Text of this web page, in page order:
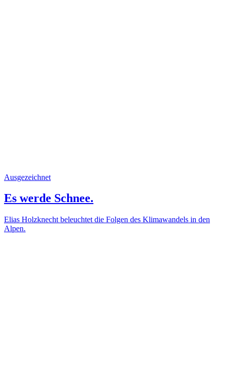
Ausgezeichnet
Es werde Schnee.
Elias Holzknecht beleuchtet die Folgen des Klimawandels in den
Alpen.